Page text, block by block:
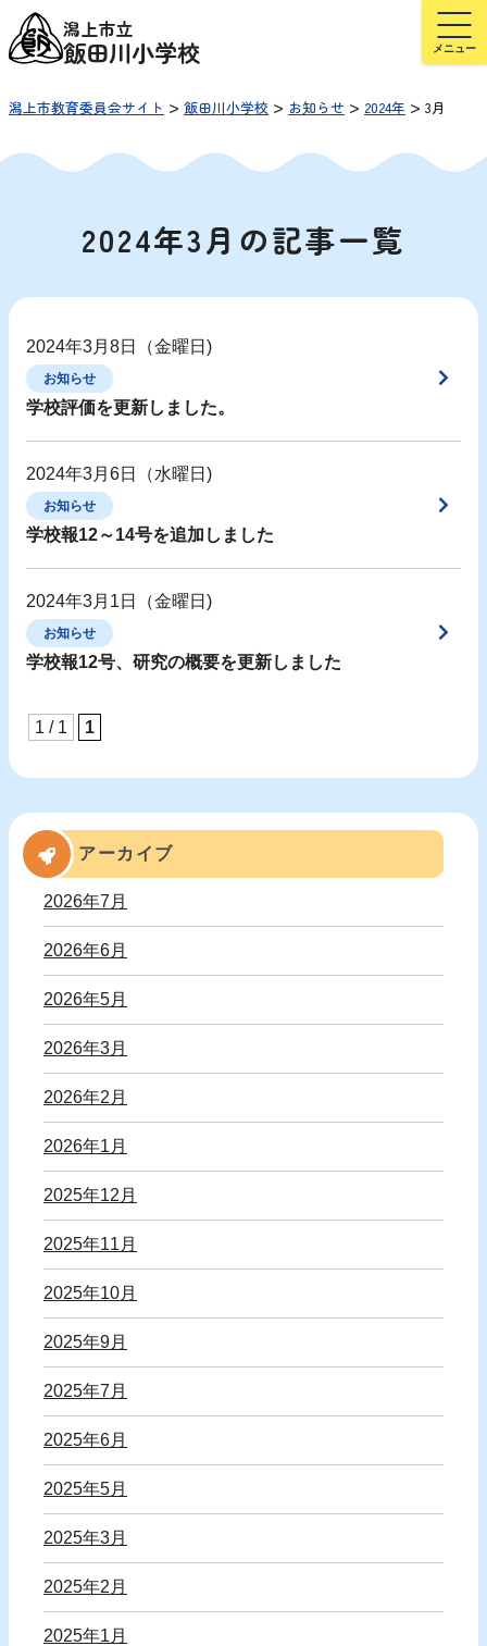
潟上市立
飯田川小学校
潟上市教育委員会サイト > 飯田川小学校 > お知らせ > 2024年 > 3月
2024年3月の記事一覧
2024年3月8日（金曜日)
お知らせ
学校評価を更新しました。
2024年3月6日（水曜日)
お知らせ
学校報12～14号を追加しました
2024年3月1日（金曜日)
お知らせ
学校報12号、研究の概要を更新しました
1 / 1 1
アーカイブ
2026年7月
2026年6月
2026年5月
2026年3月
2026年2月
2026年1月
2025年12月
2025年11月
2025年10月
2025年9月
2025年7月
2025年6月
2025年5月
2025年3月
2025年2月
2025年1月